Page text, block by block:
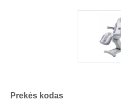
Prekės kodas